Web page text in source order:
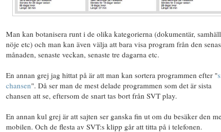
Man kan botanisera runt i de olika kategorierna (dokumentär,
nöje etc) och man kan även välja att bara visa program från den
månaden, senaste veckan, senaste tre dagarna etc.
En annan grej jag hittat på är att man kan sortera programmen efter "
chansen". Då ser man de mest delade programmen som det är sista
chansen att se, eftersom de snart tas bort från SVT play.
En annan kul grej är att sajten ser ganska fin ut om du besäker den
mobilen. Och de flesta av SVT:s klipp går att titta på i telefonen.